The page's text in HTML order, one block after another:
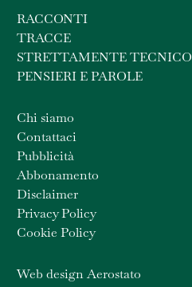
RACCONTI
TRACCE
STRETTAMENTE TECNICO
PENSIERI E PAROLE
Chi siamo
Contattaci
Pubblicità
Abbonamento
Disclaimer
Privacy Policy
Cookie Policy
Web design Aerostato